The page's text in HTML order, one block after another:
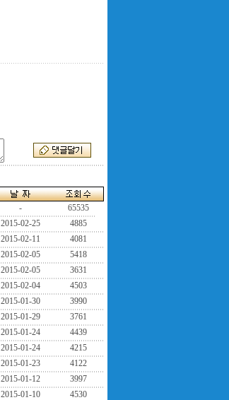
-
65535
2015-02-25
4885
2015-02-11
4081
2015-02-05
5418
2015-02-05
3631
2015-02-04
4503
2015-01-30
3990
2015-01-29
3761
2015-01-24
4439
2015-01-24
4215
2015-01-23
4122
2015-01-12
3997
2015-01-10
4530